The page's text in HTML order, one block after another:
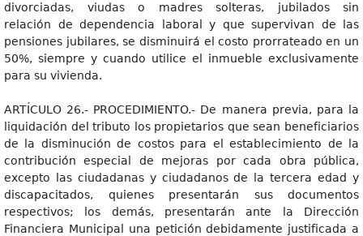
divorciadas, viudas o madres solteras, jubilados sin
relación de dependencia laboral y que supervivan de las
pensiones jubilares, se disminuirá el costo prorrateado en un
50%, siempre y cuando utilice el inmueble exclusivamente
para su vivienda.
ARTÍCULO 26.- PROCEDIMIENTO.- De manera previa, para la
liquidación del tributo los propietarios que sean beneficiarios
de la disminución de costos para el establecimiento de la
contribución especial de mejoras por cada obra pública,
excepto las ciudadanas y ciudadanos de la tercera edad y
discapacitados, quienes presentarán sus documentos
respectivos; los demás, presentarán ante la Dirección
Financiera Municipal una petición debidamente justificada a